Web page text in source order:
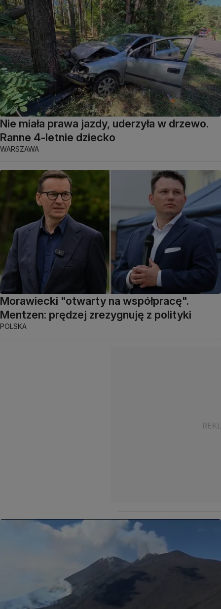
Nie miała prawa jazdy, uderzyła w drzewo.
Ranne 4-letnie dziecko
WARSZAWA
Morawiecki "otwarty na współpracę".
Mentzen: prędzej zrezygnuję z polityki
POLSKA